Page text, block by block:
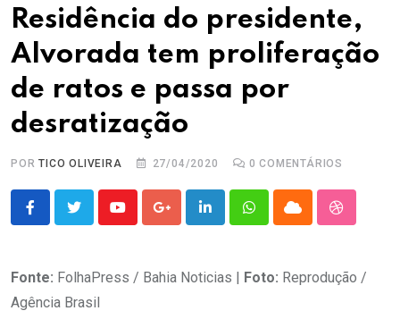
Residência do presidente,
Alvorada tem proliferação
de ratos e passa por
desratização
PORTICO OLIVEIRA 27/04/2020 0 COMENTÁRIOS
YoutubeGoogle+LinkedInWhatsappCloud
Fonte: FolhaPress / Bahia Noticias | Foto: Reprodução /
Agência Brasil